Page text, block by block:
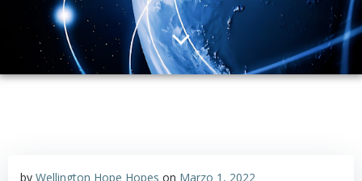
by Wellington Hope Hopes on Marzo 1, 2022